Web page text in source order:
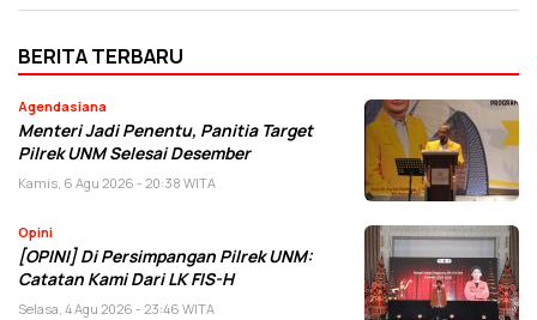
BERITA TERBARU
Agendasiana
Menteri Jadi Penentu, Panitia Target
Pilrek UNM Selesai Desember
Kamis, 6 Agu 2026 - 20:38 WITA
Opini
[OPINI] Di Persimpangan Pilrek UNM:
Catatan Kami Dari LK FIS-H
Selasa, 4 Agu 2026 - 23:46 WITA